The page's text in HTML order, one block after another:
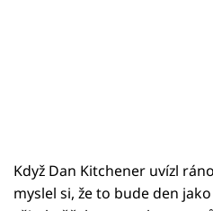
Když Dan Kitchener uvízl
myslel si, že to bude den